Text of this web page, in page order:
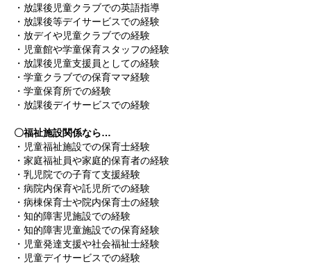
・放課後児童クラブでの英語指導
・放課後等デイサービスでの経験
・放デイや児童クラブでの経験
・児童館や学童保育スタッフの経験
・放課後児童支援員としての経験
・学童クラブでの保育ママ経験
・学童保育所での経験
・放課後デイサービスでの経験
〇福祉施設関係なら…
・児童福祉施設での保育士経験
・家庭福祉員や家庭的保育者の経験
・乳児院での子育て支援経験
・病院内保育や託児所での経験
・病棟保育士や院内保育士の経験
・知的障害児施設での経験
・知的障害児童施設での保育経験
・児童発達支援や社会福祉士経験
・児童デイサービスでの経験